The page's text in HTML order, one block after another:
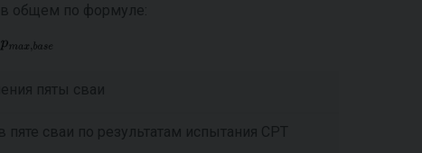
в общем по формуле:
пяты сваи
сваи по результатам испытания СРТ